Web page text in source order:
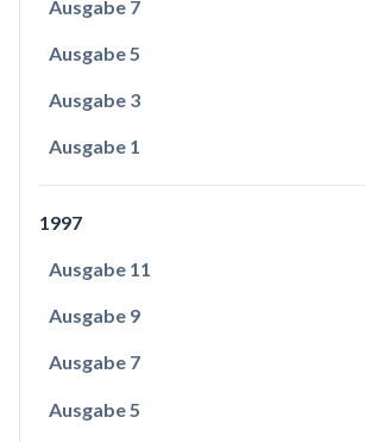
Ausgabe 7
Ausgabe 5
Ausgabe 3
Ausgabe 1
1997
Ausgabe 11
Ausgabe 9
Ausgabe 7
Ausgabe 5